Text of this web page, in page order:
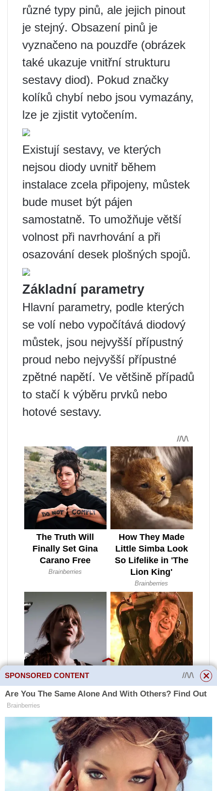
různé typy pinů, ale jejich pinout
je stejný. Obsazení pinů je
vyznačeno na pouzdře (obrázek
také ukazuje vnitřní strukturu
sestavy diod). Pokud značky
kolíků chybí nebo jsou vymazány,
lze je zjistit vytočením.
Existují sestavy, ve kterých
nejsou diody uvnitř během
instalace zcela připojeny, můstek
bude muset být pájen
samostatně. To umožňuje větší
volnost při navrhování a při
osazování desek plošných spojů.
Základní parametry
Hlavní parametry, podle kterých
se volí nebo vypočítává diodový
můstek, jsou nejvyšší přípustný
proud nebo nejvyšší přípustné
zpětné napětí. Ve většině případů
to stačí k výběru prvků nebo
hotové sestavy.
Protože když můstkový
usměrňovač pracuje v sérii se
SPONSORED CONTENT